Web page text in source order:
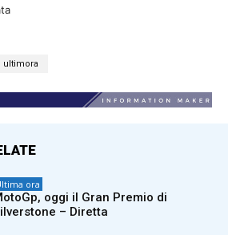
ultimora
ora
oggi il Gran Premio di
– Diretta